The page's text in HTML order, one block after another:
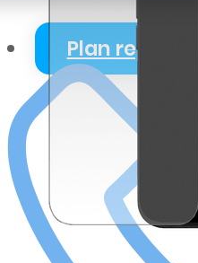
Plan reparatie